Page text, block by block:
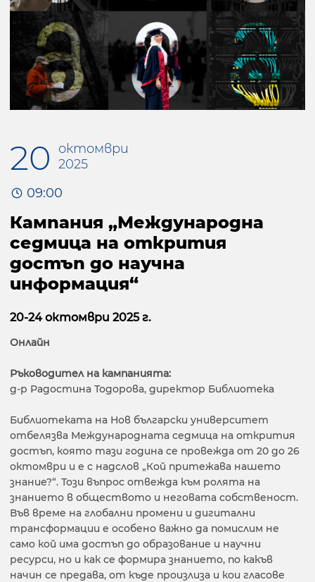
20
октомври
2025
09:00
Кампания „Международна
седмица на открития
достъп до научна
информация“
20-24 октомври 2025 г.
Онлайн
Ръководител на кампанията:
д-р Радостина Тодорова, директор Библиотека
Библиотеката на Нов български университет
отбелязва Международната седмица на открития
достъп, която тази година се провежда от 20 до 26
октомври и е с надслов „Кой притежава нашето
знание?“. Този въпрос отвежда към ролята на
знанието в обществото и неговата собственост.
Във време на глобални промени и дигитални
трансформации е особено важно да помислим не
само кой има достъп до образование и научни
ресурси, но и как се формира знанието, по какъв
начин се предава, от къде произлиза и кои гласове